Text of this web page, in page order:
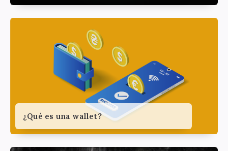
¿Qué es una wallet?